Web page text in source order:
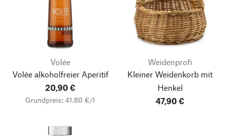
Volée
Volée alkoholfreier Aperitif
20,90 €
Grundpreis: 41,80 €/l
Weidenprofi
Kleiner Weidenkorb mit
Henkel
47,90 €